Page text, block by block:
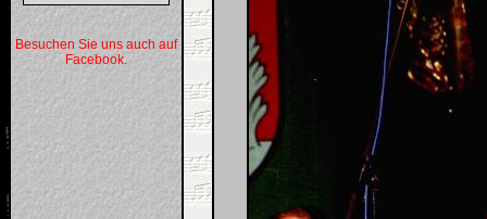
Besuchen Sie uns auch auf
Facebook.